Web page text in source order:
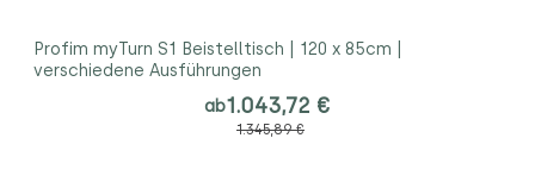
Profim myTurn S1 Beistelltisch | 120 x 85cm |
verschiedene Ausführungen
ab1.043,72 €
1.345,89 €